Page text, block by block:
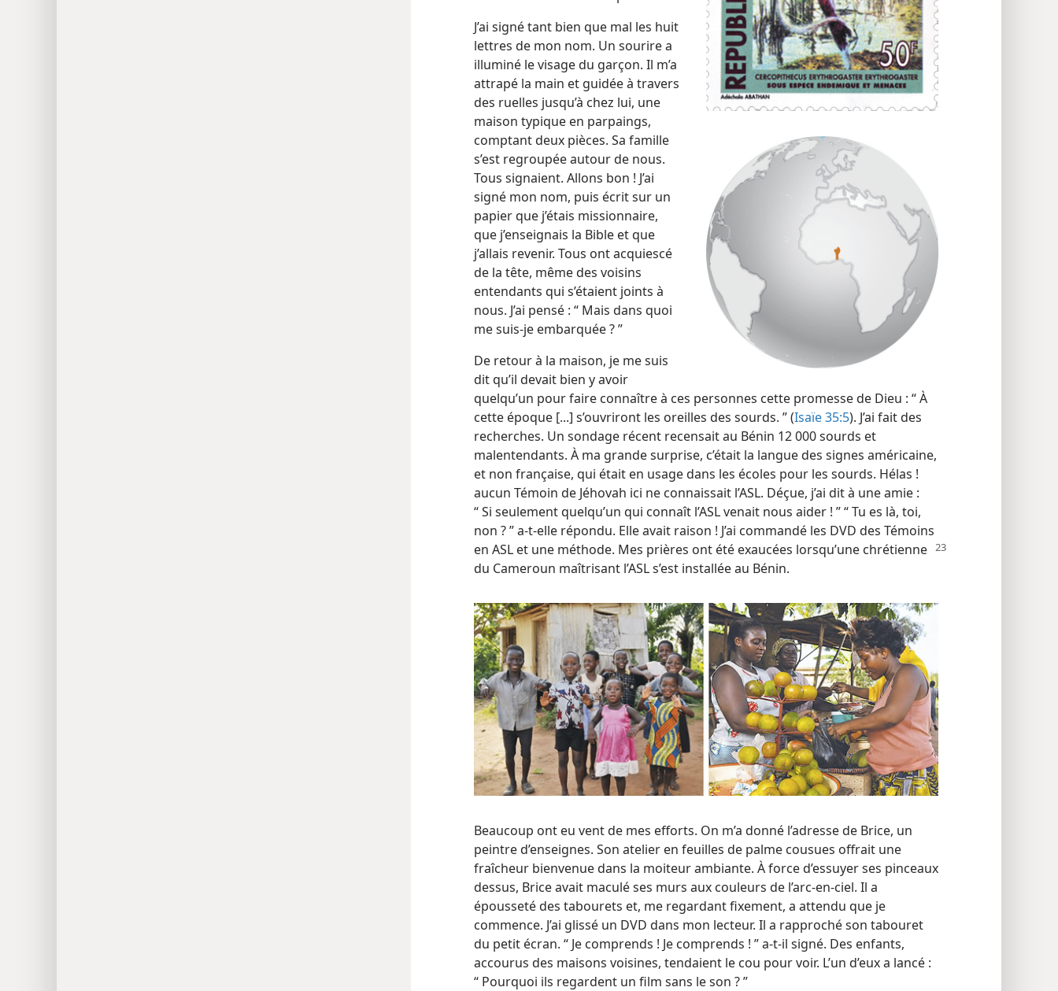
J’ai signé tant bien que mal les huit
lettres de mon nom. Un sourire a
illuminé le visage du garçon. Il m’a
attrapé la main et guidée à travers
des ruelles jusqu’à chez lui, une
maison typique en parpaings,
comptant deux pièces. Sa famille
s’est regroupée autour de nous.
Tous signaient. Allons bon ! J’ai
signé mon nom, puis écrit sur un
papier que j’étais missionnaire,
que j’enseignais la Bible et que
j’allais revenir. Tous ont acquiescé
de la tête, même des voisins
entendants qui s’étaient joints à
nous. J’ai pensé : “ Mais dans quoi
me suis-​je embarquée ? ”
De retour à la maison, je me suis
dit qu’il devait bien y avoir
quelqu’un pour faire connaître à ces personnes cette promesse de Dieu : “ À
cette époque [...] s’ouvriront les oreilles des sourds. ” (Isaïe 35:5). J’ai fait des
recherches. Un sondage récent recensait au Bénin 12 000 sourds et
malentendants. À ma grande surprise, c’était la langue des signes américaine,
et non française, qui était en usage dans les écoles pour les sourds. Hélas !
aucun Témoin de Jéhovah ici ne connaissait l’ASL. Déçue, j’ai dit à une amie :
“ Si seulement quelqu’un qui connaît l’ASL venait nous aider ! ” “ Tu es là, toi,
non ? ” a-​t-​elle répondu. Elle avait raison ! J’ai commandé les DVD des Témoins
en ASL et une méthode. Mes prières ont été exaucées lorsqu’une chrétienne
du Cameroun maîtrisant l’ASL s’est installée au Bénin.
Beaucoup ont eu vent de mes efforts. On m’a donné l’adresse de Brice, un
peintre d’enseignes. Son atelier en feuilles de palme cousues offrait une
fraîcheur bienvenue dans la moiteur ambiante. À force d’essuyer ses pinceaux
dessus, Brice avait maculé ses murs aux couleurs de l’arc-en-ciel. Il a
épousseté des tabourets et, me regardant fixement, a attendu que je
commence. J’ai glissé un DVD dans mon lecteur. Il a rapproché son tabouret
du petit écran. “ Je comprends ! Je comprends ! ” a-​t-​il signé. Des enfants,
accourus des maisons voisines, tendaient le cou pour voir. L’un d’eux a lancé :
“ Pourquoi ils regardent un film sans le son ? ”